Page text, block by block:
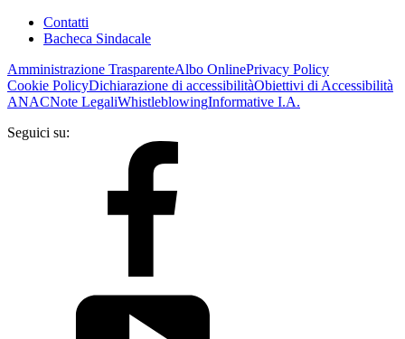
Contatti
Bacheca Sindacale
Amministrazione TrasparenteAlbo OnlinePrivacy Policy
Cookie PolicyDichiarazione di accessibilitàObiettivi di Accessibilità
ANACNote LegaliWhistleblowingInformative I.A.
Seguici su: